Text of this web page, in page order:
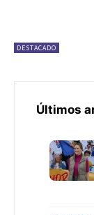
DESTACADO
Últimos